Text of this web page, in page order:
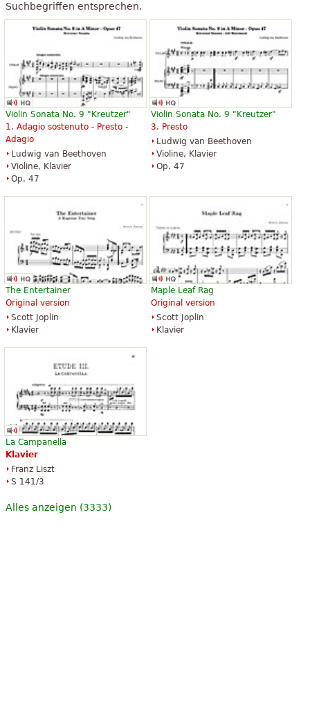
Suchbegriffen entsprechen.
Violin Sonata No. 9 "Kreutzer"
1. Adagio sostenuto - Presto -
Adagio
Ludwig van Beethoven
Violine, Klavier
Op. 47
Violin Sonata No. 9 "Kreutzer"
3. Presto
Ludwig van Beethoven
Violine, Klavier
Op. 47
The Entertainer
Original version
Scott Joplin
Klavier
Maple Leaf Rag
Original version
Scott Joplin
Klavier
La Campanella
Klavier
Franz Liszt
S 141/3
Alles anzeigen (3333)